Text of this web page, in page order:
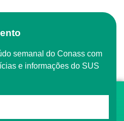
e informações do SUS